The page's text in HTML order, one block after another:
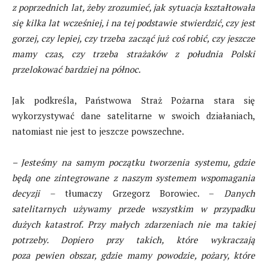
z poprzednich lat, żeby zrozumieć, jak sytuacja kształtowała
się kilka lat wcześniej, i na tej podstawie stwierdzić, czy jest
gorzej, czy lepiej, czy trzeba zacząć już coś robić, czy jeszcze
mamy czas, czy trzeba strażaków z południa Polski
przelokować bardziej na północ.
Jak podkreśla, Państwowa Straż Pożarna stara się
wykorzystywać dane satelitarne w swoich działaniach,
natomiast nie jest to jeszcze powszechne.
– Jesteśmy na samym początku tworzenia systemu, gdzie
będą one zintegrowane z naszym systemem wspomagania
decyzji – tłumaczy Grzegorz Borowiec. – Danych
satelitarnych używamy przede wszystkim w przypadku
dużych katastrof. Przy małych zdarzeniach nie ma takiej
potrzeby. Dopiero przy takich, które wykraczają
poza pewien obszar, gdzie mamy powodzie, pożary, które